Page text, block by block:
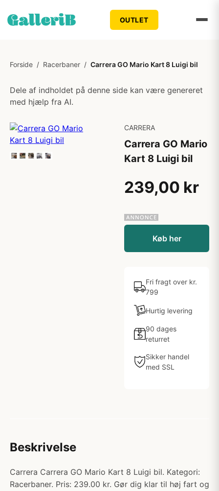
OUTLET
Forside / Racerbaner / Carrera GO Mario Kart 8 Luigi bil
Dele af indholdet på denne side kan være genereret
med hjælp fra AI.
CARRERA
Carrera GO Mario
Kart 8 Luigi bil
239,00 kr
Køb her
Fri fragt over kr.
799
Hurtig levering
90 dages
returret
Sikker handel
med SSL
Beskrivelse
Carrera Carrera GO Mario Kart 8 Luigi bil. Kategori:
Racerbaner. Pris: 239.00 kr. Gør dig klar til høj fart og